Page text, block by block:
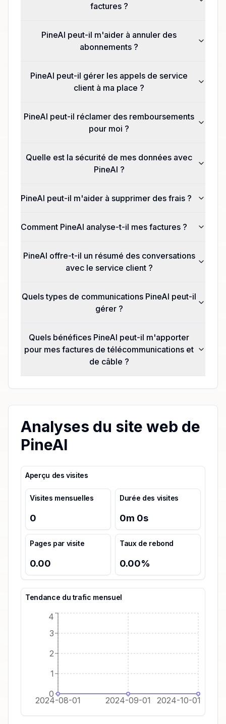
factures ?
PineAI peut-il m'aider à annuler des
abonnements ?
PineAI peut-il gérer les appels de service
client à ma place ?
PineAI peut-il réclamer des remboursements
pour moi ?
Quelle est la sécurité de mes données avec
PineAI ?
PineAI peut-il m'aider à supprimer des frais ?
Comment PineAI analyse-t-il mes factures ?
PineAI offre-t-il un résumé des conversations
avec le service client ?
Quels types de communications PineAI peut-il
gérer ?
Quels bénéfices PineAI peut-il m'apporter
pour mes factures de télécommunications et
de câble ?
Analyses du site web de
PineAI
Aperçu des visites
Visites mensuelles
0
Durée des visites
0m 0s
Pages par visite
0.00
Taux de rebond
0.00%
Tendance du trafic mensuel
2024-08-01 2024-09-01 2024-10-01
0
1
2
3
4